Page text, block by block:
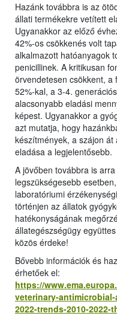
Hazánk továbbra is az
állati termékekre vetített
Ugyanakkor az előző
42%-os csökkenés volt
alkalmazott hatóanyagok
penicillinek. A kritikusan
örvendetesen csökkent, a
52%-kal, a 3-4.
alacsonyabb eladási
képest. Ugyanakkor a
azt mutatja, hogy
készítmények, a szájon
eladása a legjelentősebb.
A jövőben továbbra is
legszükségesebb
laboratóriumi
történjen az állatok
hatékonyságának
állategészségügy
közös érdeke!
Bővebb információk és
érhetőek el:
https://
veterinary-
2022-trends-2010-